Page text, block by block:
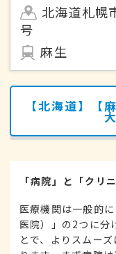
北海道札幌
号
麻生
【北海道】【
「病院」と「クリ
医療機関は一般的
医院）」の2つに分
とで、よりスムー